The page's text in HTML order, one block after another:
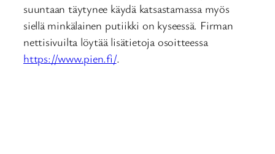
suuntaan täytynee käydä katsastamassa myös
siellä minkälainen putiikki on kyseessä. Firman
nettisivuilta löytää lisätietoja osoitteessa
https://www.pien.fi/.